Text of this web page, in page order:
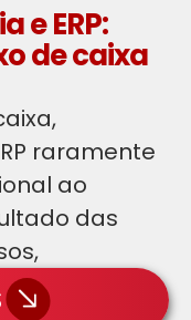
e ERP:
de caixa
raramente
ao
das